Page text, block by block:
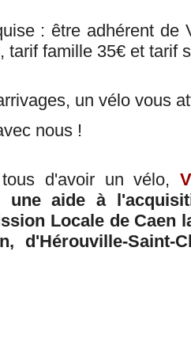
: être adhérent de
tarif famille 35€ et tarif
un vélo vous
nous !
d'avoir un vélo,
une aide à
Locale de Caen
d'Hérouville-Saint-